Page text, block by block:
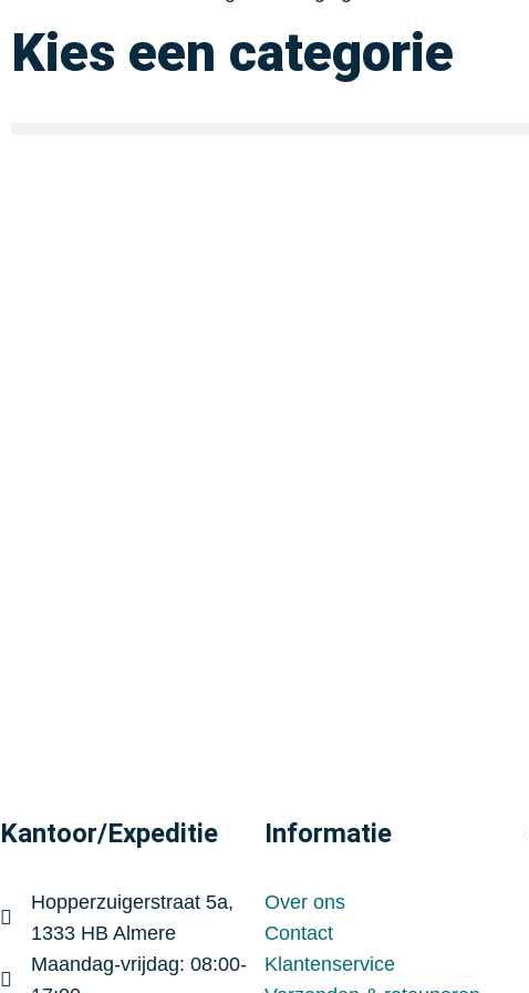
Kies een categorie
Kantoor/Expeditie
Hopperzuigerstraat 5a,
1333 HB Almere
Maandag-vrijdag: 08:00-
Informatie
Over ons
Contact
Klantenservice